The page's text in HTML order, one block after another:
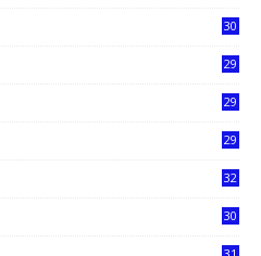
30
29
29
29
32
30